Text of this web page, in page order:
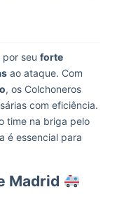
seu forte
ao ataque. Com
, os Colchoneros
com eficiência.
time na briga pelo
é essencial para
Madrid